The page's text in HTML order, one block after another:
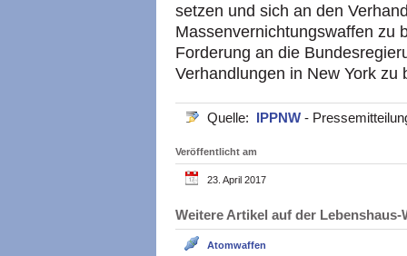
setzen und sich an den
Massenvernichtungswaffen zu
Forderung an die
Verhandlungen in New York zu
Quelle: IPPNW -
Veröffentlicht am
23. April 2017
Weitere Artikel auf der
Atomwaffen